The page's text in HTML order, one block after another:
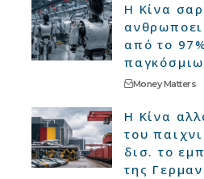
Η Κίνα
από το
Money Matters
Η Κίνα
του
δισ. το
της